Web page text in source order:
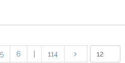
5 6 114